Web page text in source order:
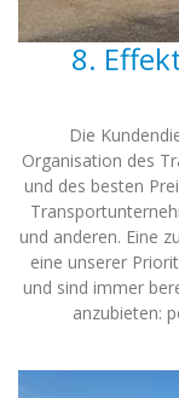
8.
Die
Organisation des
und des besten
und anderen. Eine
eine unserer
und sind immer
anzubieten: